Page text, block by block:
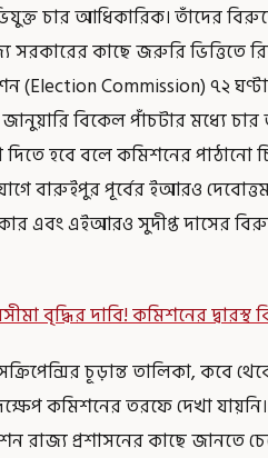
চার আধিকারিক। তাঁদের
সরকারের কাছে জরুরি ভিত্তিতে
(Election Commission) ৭২
বিকেল পাঁচটার মধ্যে
হবে বলে কমিশনের পাঠানো
বারুইপুর পূর্বের ইআরও
এবং এইআরও সুদীপ্ত দাসের
বৃদ্ধির দাবি! কমিশনের
চূড়ান্ত তালিকা, কবে
কমিশনের তরফে দেখা যায়নি।
রাজ্য প্রশাসনের কাছে জানতে